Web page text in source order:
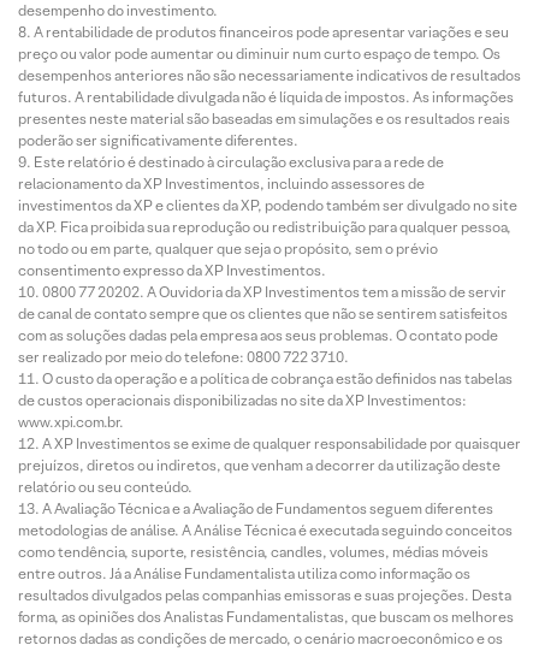
desempenho do investimento.
A rentabilidade de produtos financeiros pode apresentar variações e seu
preço ou valor pode aumentar ou diminuir num curto espaço de tempo. Os
desempenhos anteriores não são necessariamente indicativos de resultados
futuros. A rentabilidade divulgada não é líquida de impostos. As informações
presentes neste material são baseadas em simulações e os resultados reais
poderão ser significativamente diferentes.
Este relatório é destinado à circulação exclusiva para a rede de
relacionamento da XP Investimentos, incluindo assessores de
investimentos da XP e clientes da XP, podendo também ser divulgado no site
da XP. Fica proibida sua reprodução ou redistribuição para qualquer pessoa,
no todo ou em parte, qualquer que seja o propósito, sem o prévio
consentimento expresso da XP Investimentos.
0800 77 20202. A Ouvidoria da XP Investimentos tem a missão de servir
de canal de contato sempre que os clientes que não se sentirem satisfeitos
com as soluções dadas pela empresa aos seus problemas. O contato pode
ser realizado por meio do telefone: 0800 722 3710.
O custo da operação e a política de cobrança estão definidos nas tabelas
de custos operacionais disponibilizadas no site da XP Investimentos:
www.xpi.com.br.
A XP Investimentos se exime de qualquer responsabilidade por quaisquer
prejuízos, diretos ou indiretos, que venham a decorrer da utilização deste
relatório ou seu conteúdo.
A Avaliação Técnica e a Avaliação de Fundamentos seguem diferentes
metodologias de análise. A Análise Técnica é executada seguindo conceitos
como tendência, suporte, resistência, candles, volumes, médias móveis
entre outros. Já a Análise Fundamentalista utiliza como informação os
resultados divulgados pelas companhias emissoras e suas projeções. Desta
forma, as opiniões dos Analistas Fundamentalistas, que buscam os melhores
retornos dadas as condições de mercado, o cenário macroeconômico e os